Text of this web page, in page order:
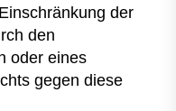
der
den
oder eines
gegen diese